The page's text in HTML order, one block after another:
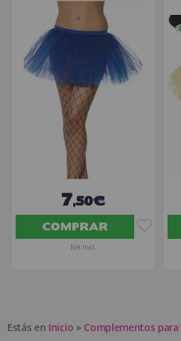
7,50€
COMPRAR
IVA Incl.
Estás en Inicio » Complementos para